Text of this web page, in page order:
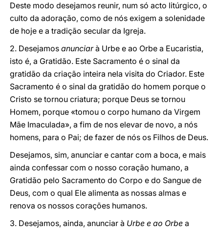
Deste modo desejamos reunir, num só acto litúrgico, o
culto da adoração, como de nós exigem a solenidade
de hoje e a tradição secular da Igreja.
2. Desejamos anunciarà Urbe e ao Orbe a Eucaristia,
isto é, a Gratidão. Este Sacramento é o sinal da
gratidão da criação inteira nela visita do Criador. Este
Sacramento é o sinal da gratidão do homem porque o
Cristo se tornou criatura; porque Deus se tornou
Homem, porque «tomou o corpo humano da Virgem
Mãe Imaculada», a fim de nos elevar de novo, a nós
homens, para o Pai; de fazer de nós os Filhos de Deus.
Desejamos, sim, anunciar e cantar com a boca, e mais
ainda confessar com o nosso coração humano, a
Gratidão pelo Sacramento do Corpo e do Sangue de
Deus, com o qual Ele alimenta as nossas almas e
renova os nossos corações humanos.
3. Desejamos, ainda, anunciar à Urbe e ao Orbe a